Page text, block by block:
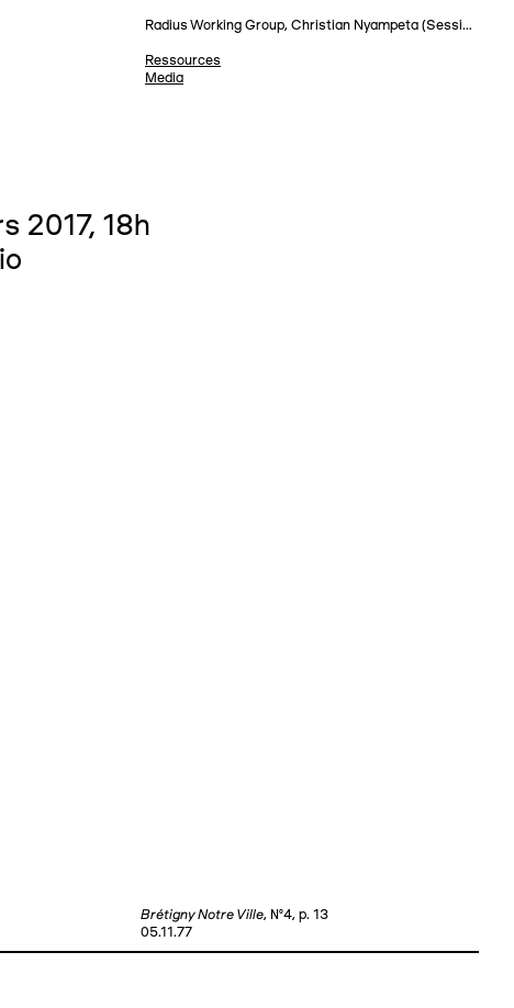
Radius Working Group, Christian Nyampeta (Session #8)
Ressources
Media
2017, 18h
Brétigny Notre Ville, №4, p. 13
05.11.77